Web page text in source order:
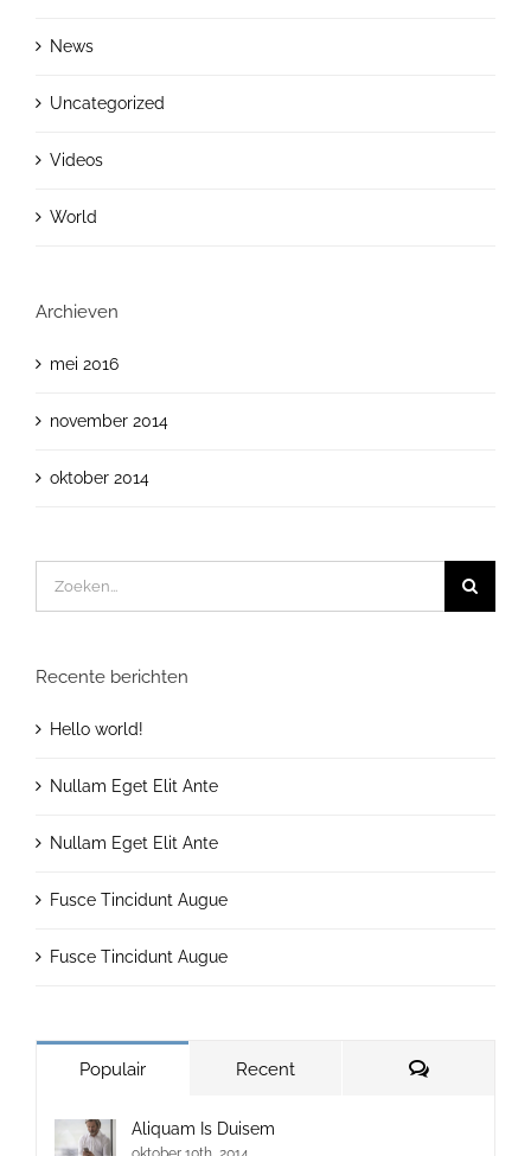
News
Uncategorized
Videos
World
Archieven
mei 2016
november 2014
oktober 2014
naar:
Recente berichten
Hello world!
Nullam Eget Elit Ante
Nullam Eget Elit Ante
Fusce Tincidunt Augue
Fusce Tincidunt Augue
Populair Recent Reacties
Aliquam Is Duisem